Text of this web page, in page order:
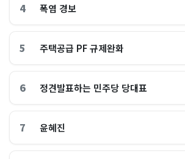
4 폭염 경보
5 주택공급 PF 규제완화
6 정견발표하는 민주당 당대표
7 윤혜진